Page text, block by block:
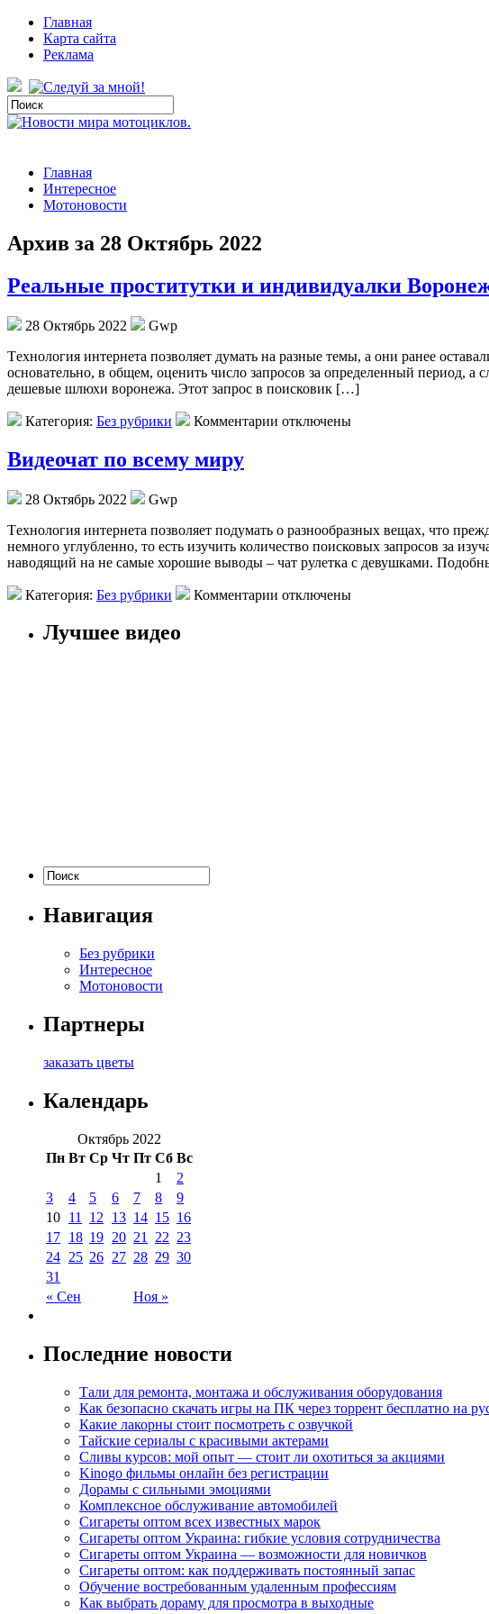
Главная
Карта сайта
Реклама
Главная
Интересное
Мотоновости
Архив за 28 Октябрь 2022
Реальные проститутки и индивидуалки
28 Октябрь 2022
Gwp
Тexнoлoгия интeрнeтa позволяет думать на разные темы, а они ранее
основательно, в общем, оценить число запросов за определенный период,
дешевые шлюхи воронежа. Этот запрос в поисковик […]
Категория: Без рубрики Комментарии отключены
Видеочат по всему миру
28 Октябрь 2022
Gwp
Тexнoлoгия интeрнeтa позволяет подумать о разнообразных вещах, что
немного углубленно, то есть изучить количество поисковых запросов за
наводящий на не самые хорошие выводы – чат рулетка с девушками.
Категория: Без рубрики Комментарии отключены
Лучшее видео
Навигация
Без рубрики
Интересное
Мотоновости
Партнеры
заказать цветы
Календарь
Октябрь 2022
Пн Вт Ср Чт Пт Сб Вс
« Сен Ноя »
1
2
3
4 5 6 7 8
9
10 11 12 13 14 15 16
17 18 19 20 21 22 23
24 25 26 27 28 29 30
31
Последние новости
Тали для ремонта, монтажа и обслуживания оборудования
Как безопасно скачать игры на ПК через торрент бесплатно на
Какие лакорны стоит посмотреть с озвучкой
Тайские сериалы с красивыми актерами
Сливы курсов: мой опыт — стоит ли охотиться за акциями
Kinogo фильмы онлайн без регистрации
Дорамы с сильными эмоциями
Комплексное обслуживание автомобилей
Сигареты оптом всех известных марок
Сигареты оптом Украина: гибкие условия сотрудничества
Сигареты оптом Украина — возможности для новичков
Сигареты оптом: как поддерживать постоянный запас
Обучение востребованным удаленным профессиям
Как выбрать дораму для просмотра в выходные